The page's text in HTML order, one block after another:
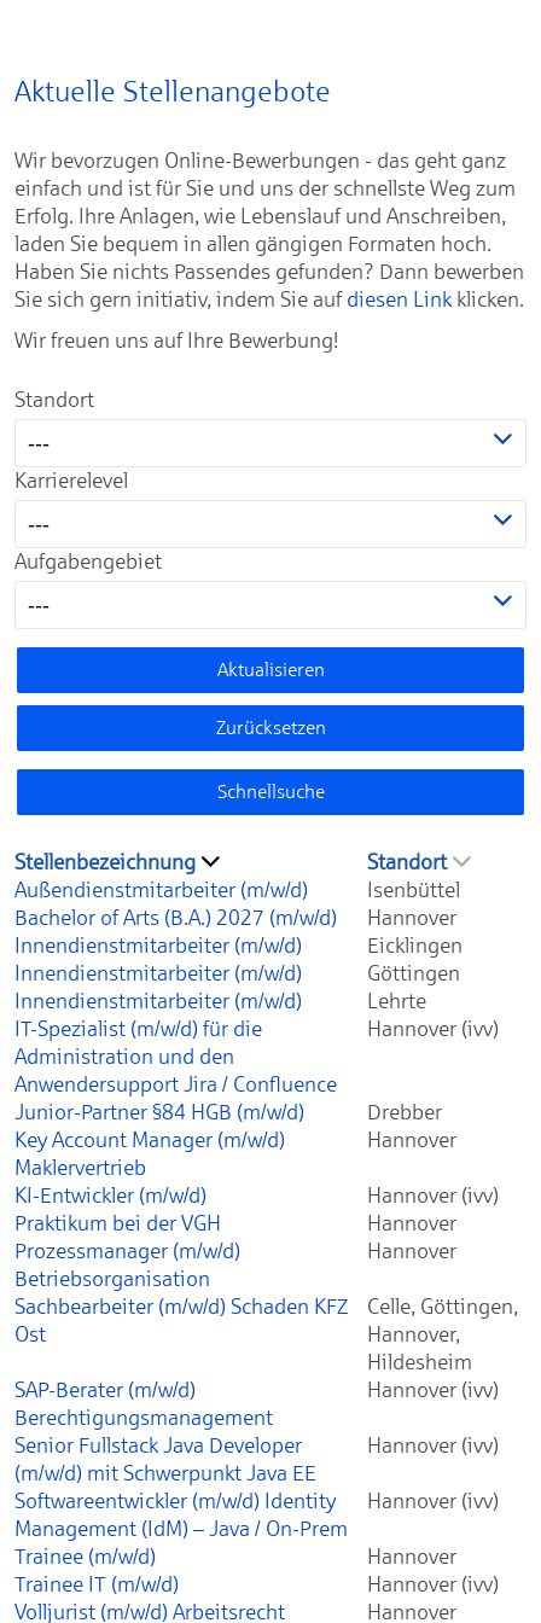
Aktuelle Stellenangebote
Wir bevorzugen Online-Bewerbungen - das geht ganz
einfach und ist für Sie und uns der schnellste Weg zum
Erfolg. Ihre Anlagen, wie Lebenslauf und Anschreiben,
laden Sie bequem in allen gängigen Formaten hoch.
Haben Sie nichts Passendes gefunden? Dann bewerben
Sie sich gern initiativ, indem Sie auf diesen Linkklicken.
Wir freuen uns auf Ihre Bewerbung!
Standort
---
Karrierelevel
---
Aufgabengebiet
---
Aktualisieren
Zurücksetzen
Schnellsuche
Stellenbezeichnung
Standort
Außendienstmitarbeiter (m/w/d)
Isenbüttel
Bachelor of Arts (B.A.) 2027 (m/w/d)
Hannover
Innendienstmitarbeiter (m/w/d)
Eicklingen
Innendienstmitarbeiter (m/w/d)
Göttingen
Innendienstmitarbeiter (m/w/d)
Lehrte
IT-Spezialist (m/w/d) für die
Administration und den
Anwendersupport Jira / Confluence
Hannover (ivv)
Junior-Partner §84 HGB (m/w/d)
Drebber
Key Account Manager (m/w/d)
Maklervertrieb
Hannover
KI-Entwickler (m/w/d)
Hannover (ivv)
Praktikum bei der VGH
Hannover
Prozessmanager (m/w/d)
Betriebsorganisation
Hannover
Sachbearbeiter (m/w/d) Schaden KFZ
Ost
Celle, Göttingen,
Hannover,
Hildesheim
SAP-Berater (m/w/d)
Berechtigungsmanagement
Hannover (ivv)
Senior Fullstack Java Developer
(m/w/d) mit Schwerpunkt Java EE
Hannover (ivv)
Softwareentwickler (m/w/d) Identity
Management (IdM) – Java / On-Prem
Hannover (ivv)
Trainee (m/w/d)
Hannover
Trainee IT (m/w/d)
Hannover (ivv)
Volljurist (m/w/d) Arbeitsrecht
Hannover